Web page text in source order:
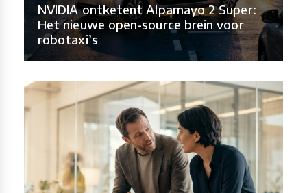
NVIDIA ontketent Alpamayo 2 Super:
Het nieuwe open-source brein voor
robotaxi’s